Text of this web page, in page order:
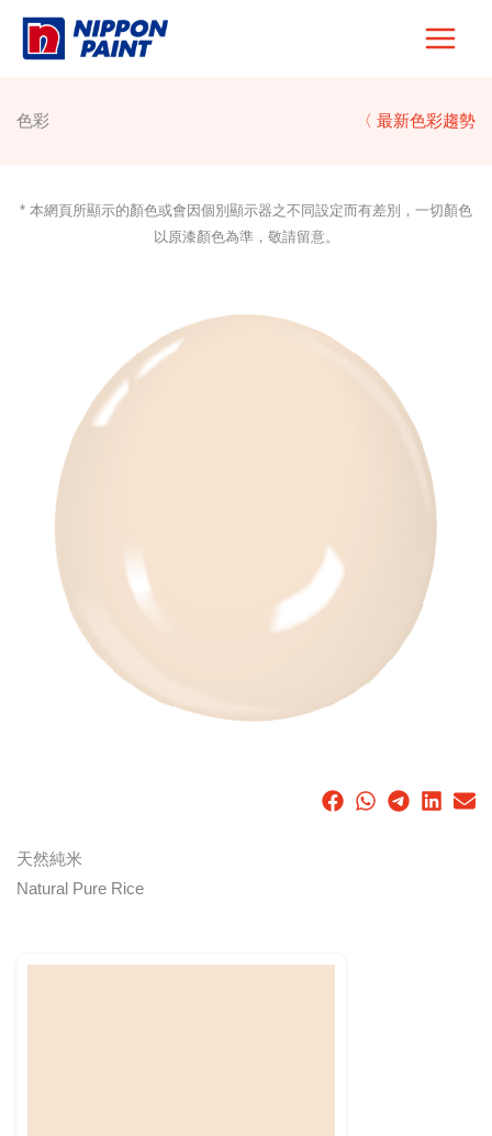
Skip
色彩 〈 最新色彩趨勢
* 本網頁所顯示的顏色或會因個別顯示器之不同設定而有差別，一切顏色
以原漆顏色為準，敬請留意。
天然純米
Natural Pure Rice